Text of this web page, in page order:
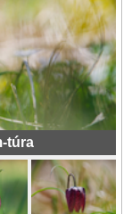
túra